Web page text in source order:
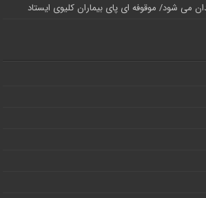
می شود/ موقوفه ای پای بیماران کلیوی ایستاد